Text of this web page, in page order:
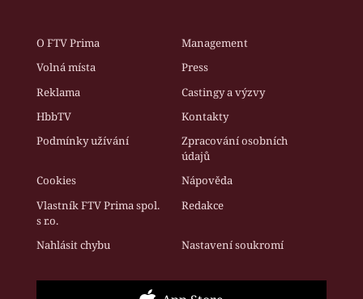
O FTV Prima
Management
Volná místa
Press
Reklama
Castingy a výzvy
HbbTV
Kontakty
Podmínky užívání
Zpracování osobních
údajů
Cookies
Nápověda
Vlastník FTV Prima spol.
s r.o.
Redakce
Nahlásit chybu Nastavení soukromí